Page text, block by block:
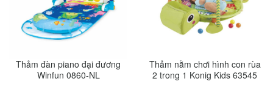
Thảm đàn piano đại đương
Winfun 0860-NL
Thảm nằm chơi hình con rùa
2 trong 1 Konig Kids 63545